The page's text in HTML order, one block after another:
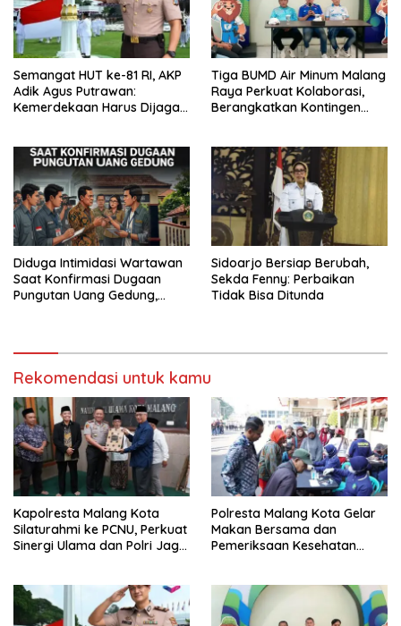
Semangat HUT ke-81 RI, AKP
Adik Agus Putrawan:
Kemerdekaan Harus Dijaga
Tiga BUMD Air Minum Malang
Raya Perkuat Kolaborasi,
Berangkatkan Kontingen
Diduga Intimidasi Wartawan
Saat Konfirmasi Dugaan
Pungutan Uang Gedung,
Sidoarjo Bersiap Berubah,
Sekda Fenny: Perbaikan
Tidak Bisa Ditunda
Rekomendasi untuk kamu
Kapolresta Malang Kota
Silaturahmi ke PCNU, Perkuat
Sinergi Ulama dan Polri Jaga
Polresta Malang Kota Gelar
Makan Bersama dan
Pemeriksaan Kesehatan